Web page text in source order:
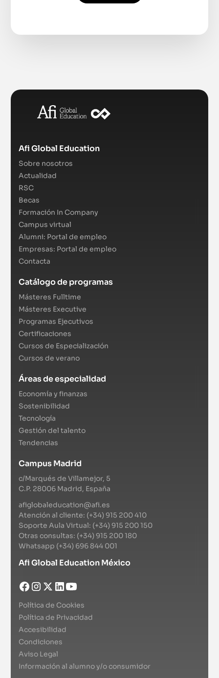
Afi Global Education
Sobre nosotros
Actualidad
RSC
Becas
Formación In Company
Campus virtual
Alumni: Portal de empleo
Empresas: Portal de empleo
Contacta
Catálogo de programas
Másteres Fulltime
Másteres Executive
Programas Ejecutivos
Certificaciones
Cursos de Especialización
Cursos de verano
Áreas de especialidad
Economía y finanzas
Sostenibilidad
Tecnología
Gestión del talento
Tendencias
Campus Madrid
c/Marqués de Villamejor, 5
C.P. 28006 Madrid, España
afiglobaleducation@afi.es
Atención al cliente: (+34) 915 200 410
Soporte Aula Virtual: (+34) 915 200 150
Otras consultas: (+34) 915 200 180
Whatsapp (+34) 696 844 001
Afi Global Education México
Política de Cookies
Política de Privacidad
Accesibilidad
Condiciones
Aviso Legal
Información al alumno y/o consumidor